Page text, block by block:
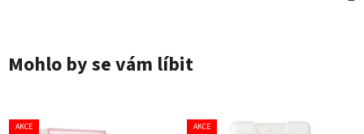
Mohlo by se vám líbit
AKCE AKCE